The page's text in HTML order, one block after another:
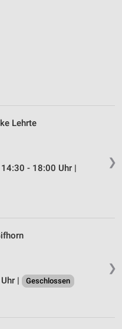
❯
Lehrte
- 18:00 Uhr |
❯
|
Geschlossen